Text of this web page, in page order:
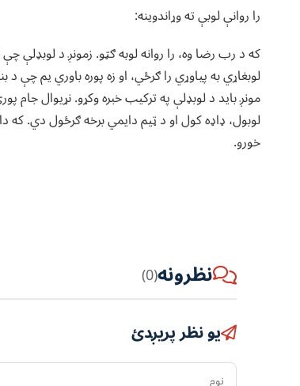
را روانې لوبې ته وړاندوینه:
لوبغاړي به پیاوړي را ګرځي،‌ او زه پوره باوري یم
مونږ باید د لوبډلې په ترکیب خبره وکړو. نړیوال جام
لوبول، ډاډه کول او د ټیم دایمي برخه ګرځول دي.‌ که
خورو.
نظرونه(0)
یو نظر پریږدئ